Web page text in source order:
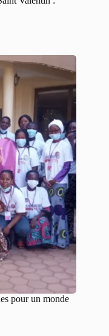
pour un monde